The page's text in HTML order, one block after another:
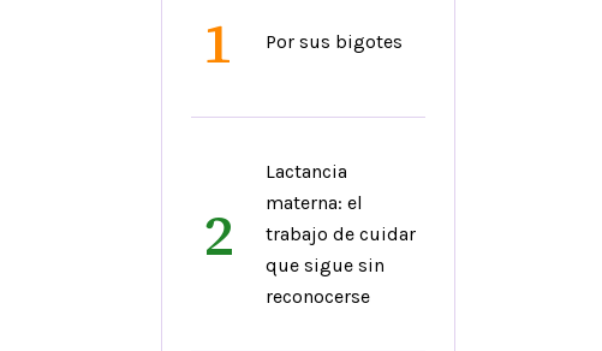
1 Por sus bigotes
2
Lactancia
materna: el
trabajo de cuidar
que sigue sin
reconocerse